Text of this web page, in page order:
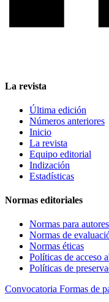
La revista
Última edición
Números anteriores
Inicio
La revista
Equipo editorial
Indización
Estadísticas
Normas editoriales
Normas para autores
Normas de
Normas éticas
Políticas de acceso
Políticas de
Convocatoria Formas de